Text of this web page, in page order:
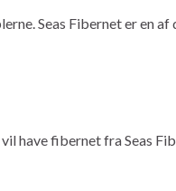
Seas Fibernet er en
have fibernet fra Seas